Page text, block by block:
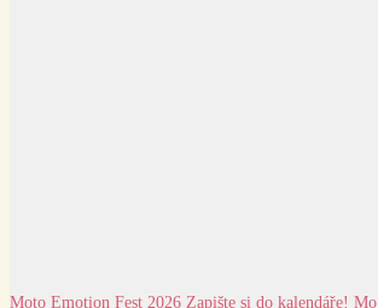
Moto Emotion Fest 2026 Zapište si do kalendáře! Mo